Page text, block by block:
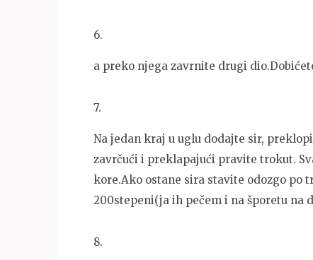
6.
a preko njega zavrnite drugi
7.
Na jedan kraj u uglu dodajte sir,
zavrčući i preklapajući pravite trokut.
kore.Ako ostane sira stavite odozgo po
200stepeni(ja ih pečem i na šporetu na
8.